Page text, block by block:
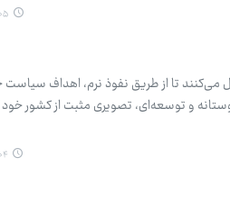
تا از طریق نفوذ نرم، اهداف سیاست
و توسعه‌ای، تصویری مثبت از کشور خود